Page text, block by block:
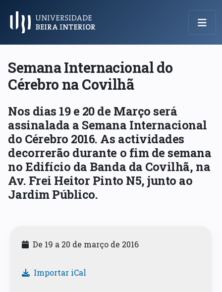
Menu Principal
Semana Internacional do
Cérebro na Covilhã
Nos dias 19 e 20 de Março será
assinalada a Semana Internacional
do Cérebro 2016. As actividades
decorrerão durante o fim de semana
no Edifício da Banda da Covilhã, na
Av. Frei Heitor Pinto N5, junto ao
Jardim Público.
De 19 a 20 de março de 2016
Importar iCal